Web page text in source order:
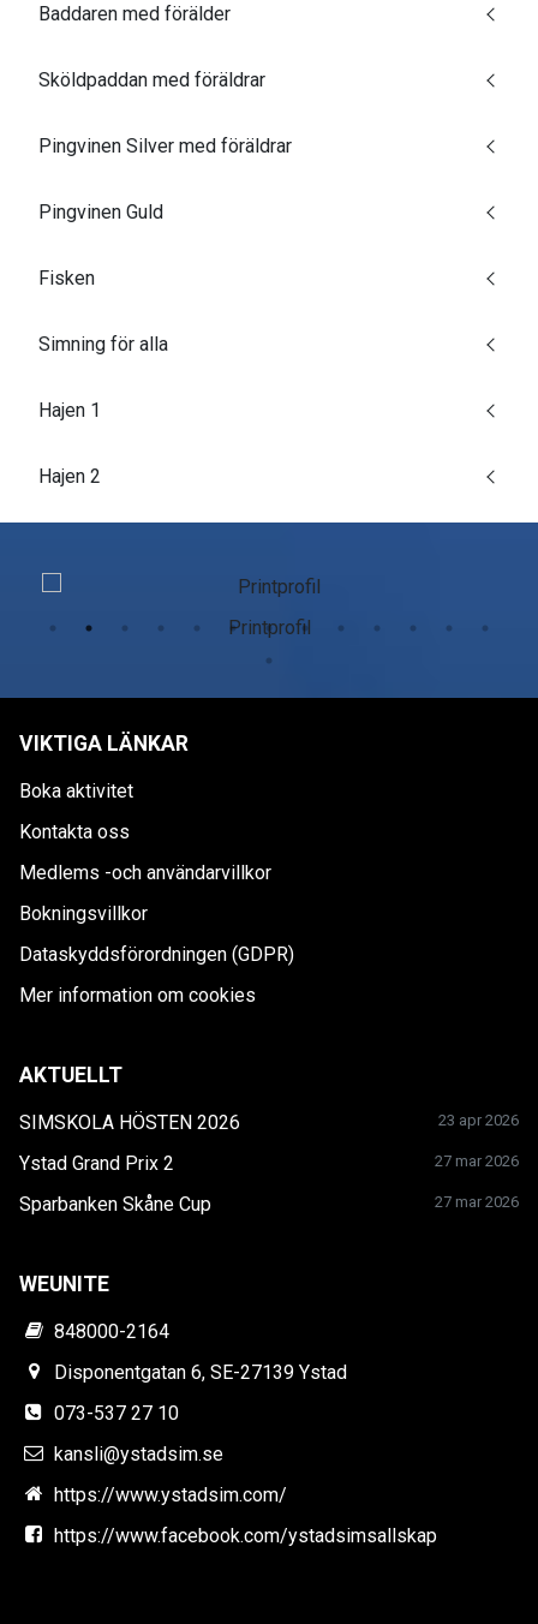
Baddaren med förälder
Sköldpaddan med föräldrar
Pingvinen Silver med föräldrar
Pingvinen Guld
Fisken
Simning för alla
Hajen 1
Hajen 2
Printprofil
VIKTIGA LÄNKAR
Boka aktivitet
Kontakta oss
Medlems -och användarvillkor
Bokningsvillkor
Dataskyddsförordningen (GDPR)
Mer information om cookies
AKTUELLT
SIMSKOLA HÖSTEN 2026 23 apr 2026
Ystad Grand Prix 2 27 mar 2026
Sparbanken Skåne Cup 27 mar 2026
WEUNITE
848000-2164
Disponentgatan 6, SE-27139 Ystad
073-537 27 10
kansli@ystadsim.se
https://www.ystadsim.com/
https://www.facebook.com/ystadsimsallskap